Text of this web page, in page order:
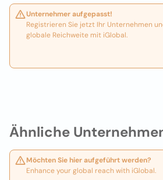
Ähnliche
Möchten Sie hier aufgeführt werden?
Enhance your global reach with iGlobal.
Unternehmer aufgepasst!
Registrieren Sie jetzt Ihr Unternehmen
globale Reichweite mit iGlobal.